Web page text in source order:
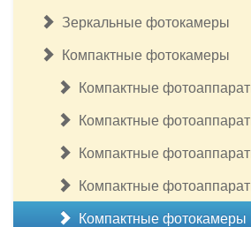
Зеркальные фотокамеры
Компактные фотокамеры
Компактные
Компактные
Компактные
Компактные
Компактные фотокамеры